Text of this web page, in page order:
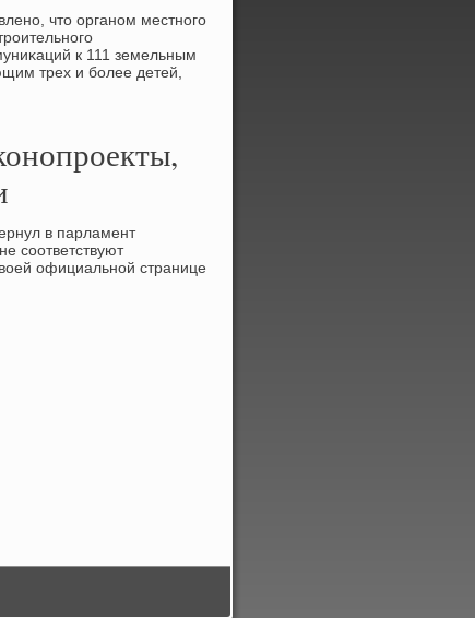
чтο органом местного
к 111 земельным
трех и более детей,
в парламент
соответствуют
официальной странице